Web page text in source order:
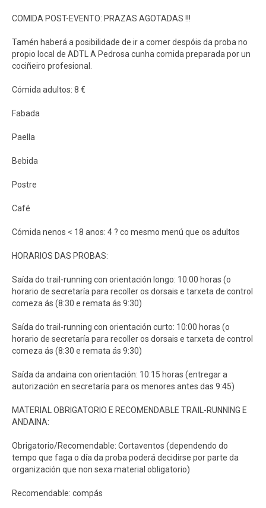
COMIDA POST-EVENTO: PRAZAS AGOTADAS !!!
Tamén haberá a posibilidade de ir a comer despóis da proba no
propio local de ADTL A Pedrosa cunha comida preparada por un
cociñeiro profesional.
Cómida adultos: 8 €
Fabada
Paella
Bebida
Postre
Café
Cómida nenos < 18 anos: 4 ? co mesmo menú que os adultos
HORARIOS DAS PROBAS:
Saída do trail-running con orientación longo: 10:00 horas (o
horario de secretaría para recoller os dorsais e tarxeta de control
comeza ás (8:30 e remata ás 9:30)
Saída do trail-running con orientación curto: 10:00 horas (o
horario de secretaría para recoller os dorsais e tarxeta de control
comeza ás (8:30 e remata ás 9:30)
Saída da andaina con orientación: 10:15 horas (entregar a
autorización en secretaría para os menores antes das 9:45)
MATERIAL OBRIGATORIO E RECOMENDABLE TRAIL-RUNNING E
ANDAINA:
Obrigatorio/Recomendable: Cortaventos (dependendo do
tempo que faga o día da proba poderá decidirse por parte da
organización que non sexa material obligatorio)
Recomendable: compás